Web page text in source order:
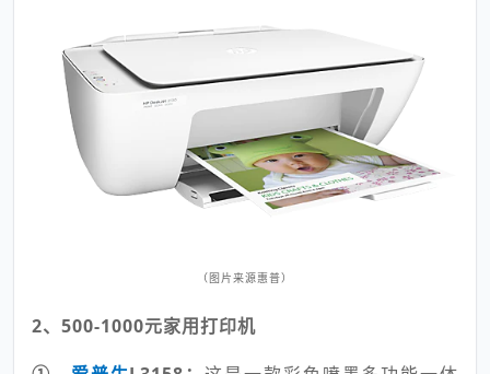
（图片来源惠普）
2、500-1000元家用打印机